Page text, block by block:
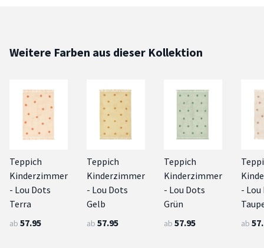
Weitere Farben aus dieser Kollektion
Teppich
Kinderzimmer
- Lou Dots
Terra
ab 57.95
Teppich
Kinderzimmer
- Lou Dots
Gelb
ab 57.95
Teppich
Kinderzimmer
- Lou Dots
Grün
ab 57.95
- Lou
ab